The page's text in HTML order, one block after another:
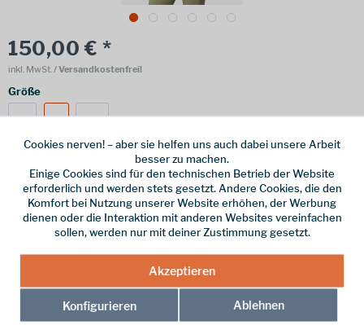
150,00 € *
inkl. MwSt./ Versandkostenfrei!
Größe
Online bestellen Ladenabholung
vorrätig | Lieferzeit 1-3 Werktage
In denWarenkorb
Cookies nerven! – aber sie helfen uns auch dabei unsere Arbeit
besser zu machen.
Einige Cookies sind für den technischen Betrieb der Website
erforderlich und werden stets gesetzt. Andere Cookies, die den
Komfort bei Nutzung unserer Website erhöhen, der Werbung
dienen oder die Interaktion mit anderen Websites vereinfachen
sollen, werden nur mit deiner Zustimmung gesetzt.
Akzeptieren
Konfigurieren Ablehnen